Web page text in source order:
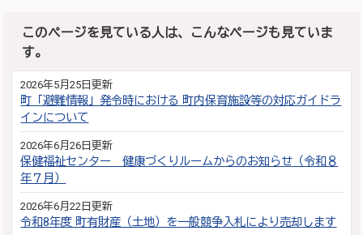
このページを見ている人は、こんなページも見ていま
す。
2026年5月25日更新
町「避難情報」発令時における 町内保育施設等の対応ガイドラ
インについて
2026年6月26日更新
保健福祉センター 健康づくりルームからのお知らせ（令和８
年７月）
2026年6月22日更新
令和8年度 町有財産（土地）を一般競争入札により売却します